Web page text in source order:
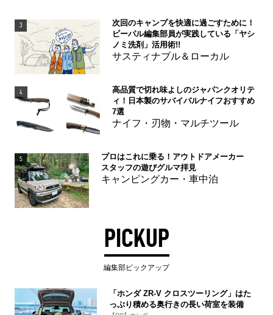
3
次回のキャンプを快適に過ごすために！
ビーパル編集部員が実践している「ヤシ
ノミ洗剤」活用術!!
サスティナブル＆ローカル
4
高品質で切れ味よしのジャパンクオリテ
ィ！日本製のサバイバルナイフおすすめ
7選
ナイフ・刃物・マルチツール
5
プロはこれに乗る！アウトドアメーカー
スタッフの遊びグルマ拝見
キャンピングカー・車中泊
PICKUP
編集部ピックアップ
「ホンダ ZR-V クロスツーリング」はた
っぷり積める奥行きの長い荷室を装備